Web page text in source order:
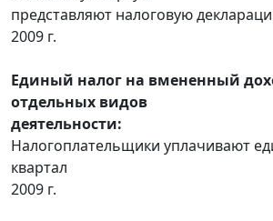
представляют налоговую
2009 г.
Единый налог на вмененный
отдельных видов
деятельности:
Налогоплательщики уплачивают
квартал
2009 г.